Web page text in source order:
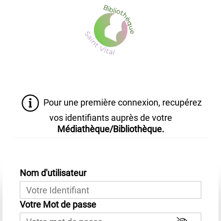
Pour une première connexion, recupérez
vos identifiants auprès de votre
Médiathèque/Bibliothèque.
Nom d'utilisateur
Votre Mot de passe